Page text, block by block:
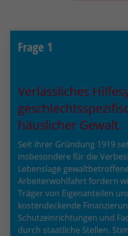
Frage 1
Verlässliches
häuslicher Gewalt.
Seit ihrer Gründung 1919
insbesondere für die
Lebenslage
Arbeiterwohlfahrt fordern
Träger von Eigenanteilen
kostendeckende
Schutzeinrichtungen und
durch staatliche Stellen.